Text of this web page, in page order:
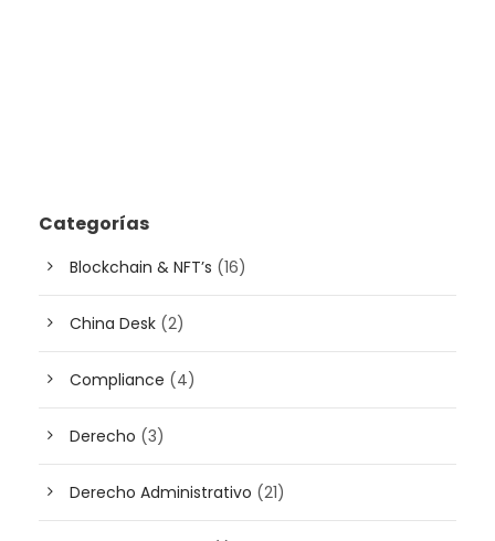
Categorías
Blockchain & NFT’s (16)
China Desk (2)
Compliance (4)
Derecho (3)
Derecho Administrativo (21)